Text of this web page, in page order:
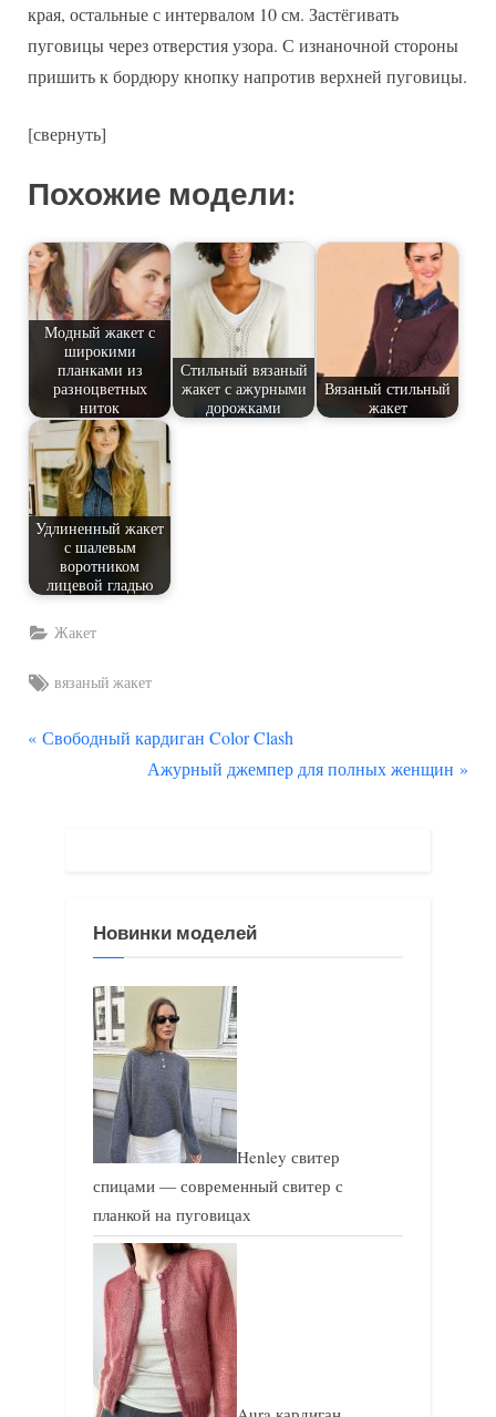
края, остальные с интервалом 10 см. Застёгивать
пуговицы через отверстия узора. С изнаночной стороны
пришить к бордюру кнопку напротив верхней пуговицы.
[свернуть]
Похожие модели:
Модный жакет с
широкими
планками из
разноцветных
ниток
Стильный вязаный
жакет с ажурными
дорожками
Вязаный стильный
жакет
Удлиненный жакет
с шалевым
воротником
лицевой гладью
Жакет
Tags:
вязаный жакет
Навигация
П
Свободный кардиган Color Clash
С
а
я
з
а
и
с
:
Ажурный джемпер для полных женщин
Новинки моделей
Henley свитер
спицами — современный свитер с
планкой на пуговицах